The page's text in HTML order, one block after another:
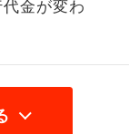
金が変わ
イドさんの説明
型プランで